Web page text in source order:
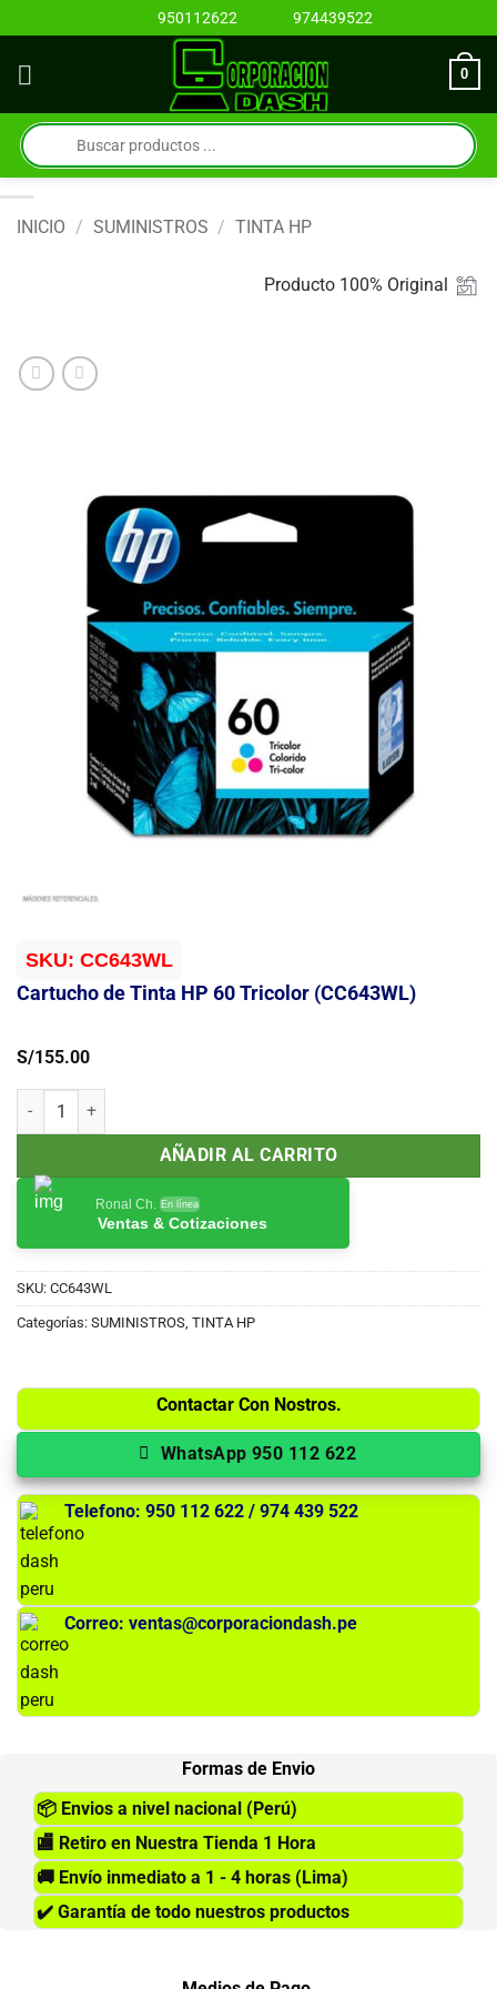
al
contenido
950112622 974439522
0
Búsqueda
de
productos
INICIO / SUMINISTROS / TINTA HP
Producto 100% Original
SKU: CC643WL
Cartucho de Tinta HP 60 Tricolor (CC643WL)
S/155.00
Cartucho de Tinta HP 60 Tricolor (CC643WL) cantidad
AÑADIR AL CARRITO
Ronal Ch. En línea
Ventas & Cotizaciones
SKU: CC643WL
Categorías: SUMINISTROS, TINTA HP
Contactar Con Nostros.
WhatsApp 950 112 622
Telefono: 950 112 622 / 974 439 522
Correo: ventas@corporaciondash.pe
Formas de Envio
📦 Envios a nivel nacional (Perú)
🏬 Retiro en Nuestra Tienda 1 Hora
🚚 Envío inmediato a 1 - 4 horas (Lima)
✔️ Garantía de todo nuestros productos